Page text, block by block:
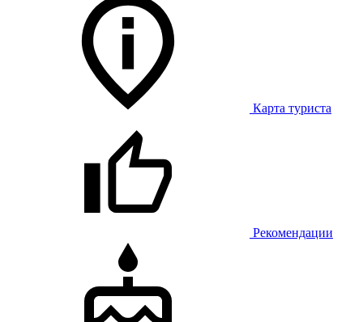
Карта туриста
Рекомендации